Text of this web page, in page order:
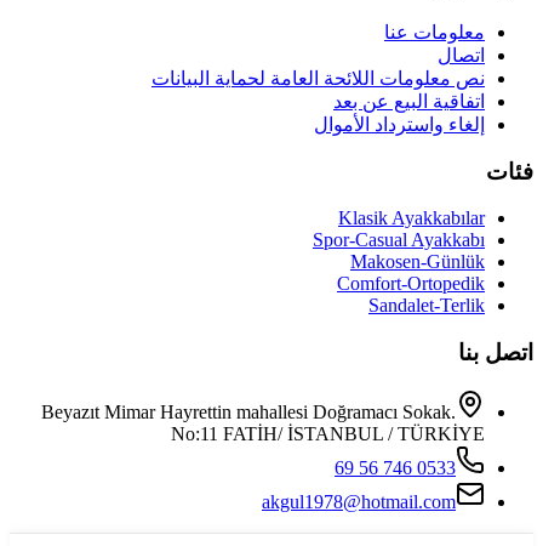
معلومات عنا
اتصال
نص معلومات اللائحة العامة لحماية البيانات
اتفاقية البيع عن بعد
إلغاء واسترداد الأموال
فئات
Klasik Ayakkabılar
Spor-Casual Ayakkabı
Makosen-Günlük
Comfort-Ortopedik
Sandalet-Terlik
اتصل بنا
Beyazıt Mimar Hayrettin mahallesi Doğramacı Sokak.
No:11 FATİH/ İSTANBUL / TÜRKİYE
0533 746 56 69
akgul1978@hotmail.com